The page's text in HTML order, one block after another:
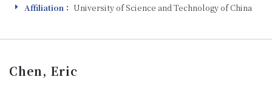
Affiliation
Affiliation： University of Science and Technology of China
Chen, Eric